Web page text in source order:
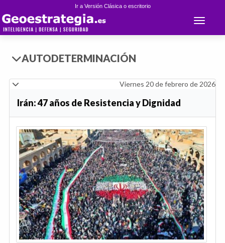
Ir a Versión Clásica o escritorio
Toggle
AUTODETERMINACIÓN
Viernes 20 de febrero de 2026
Irán: 47 años de Resistencia y Dignidad